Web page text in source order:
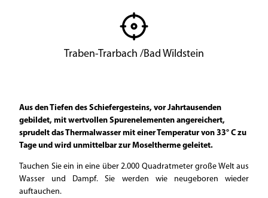
Traben-Trarbach /Bad Wildstein
Aus den Tiefen des Schiefergesteins, vor Jahrtausenden
gebildet, mit wertvollen Spurenelementen angereichert,
sprudelt das Thermalwasser mit einer Temperatur von 33° C zu
Tage und wird unmittelbar zur Moseltherme geleitet.
Tauchen Sie ein in eine über 2.000 Quadratmeter große Welt aus
Wasser und Dampf. Sie werden wie neugeboren wieder
auftauchen.